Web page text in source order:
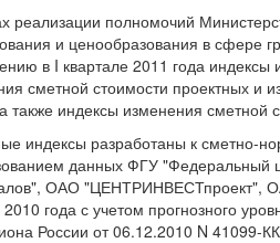
реализации полномочий
и ценообразования в сфере
в I квартале 2011 года
сметной стоимости проектных и
также индексы изменения сметной
индексы разработаны к сметно-
данных ФГУ "Федеральный
ОАО "ЦЕНТРИНВЕСТпроект",
2010 года с учетом прогнозного
России от 06.12.2010 N 41099-